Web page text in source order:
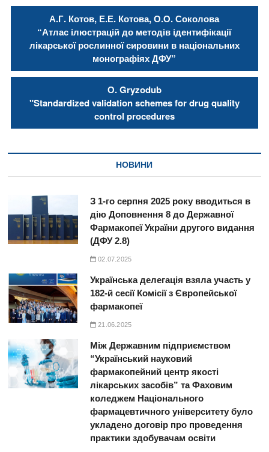
А.Г. Котов, Е.Е. Котова, О.О. Соколова
“Атлас ілюстрацій до методів ідентифікації
лікарської рослинної сировини в національних
монографіях ДФУ”
О. Gryzodub
"Standardized validation schemes for drug quality
control procedures
НОВИНИ
З 1-го серпня 2025 року вводиться в
дію Доповнення 8 до Державної
Фармакопеї України другого видання
(ДФУ 2.8)
02.07.2025
Українська делегація взяла участь у
182-й сесії Комісії з Європейської
фармакопеї
21.06.2025
Між Державним підприємством
“Український науковий
фармакопейний центр якості
лікарських засобів” та Фаховим
коледжем Національного
фармацевтичного університету було
укладено договір про проведення
практики здобувачам освіти